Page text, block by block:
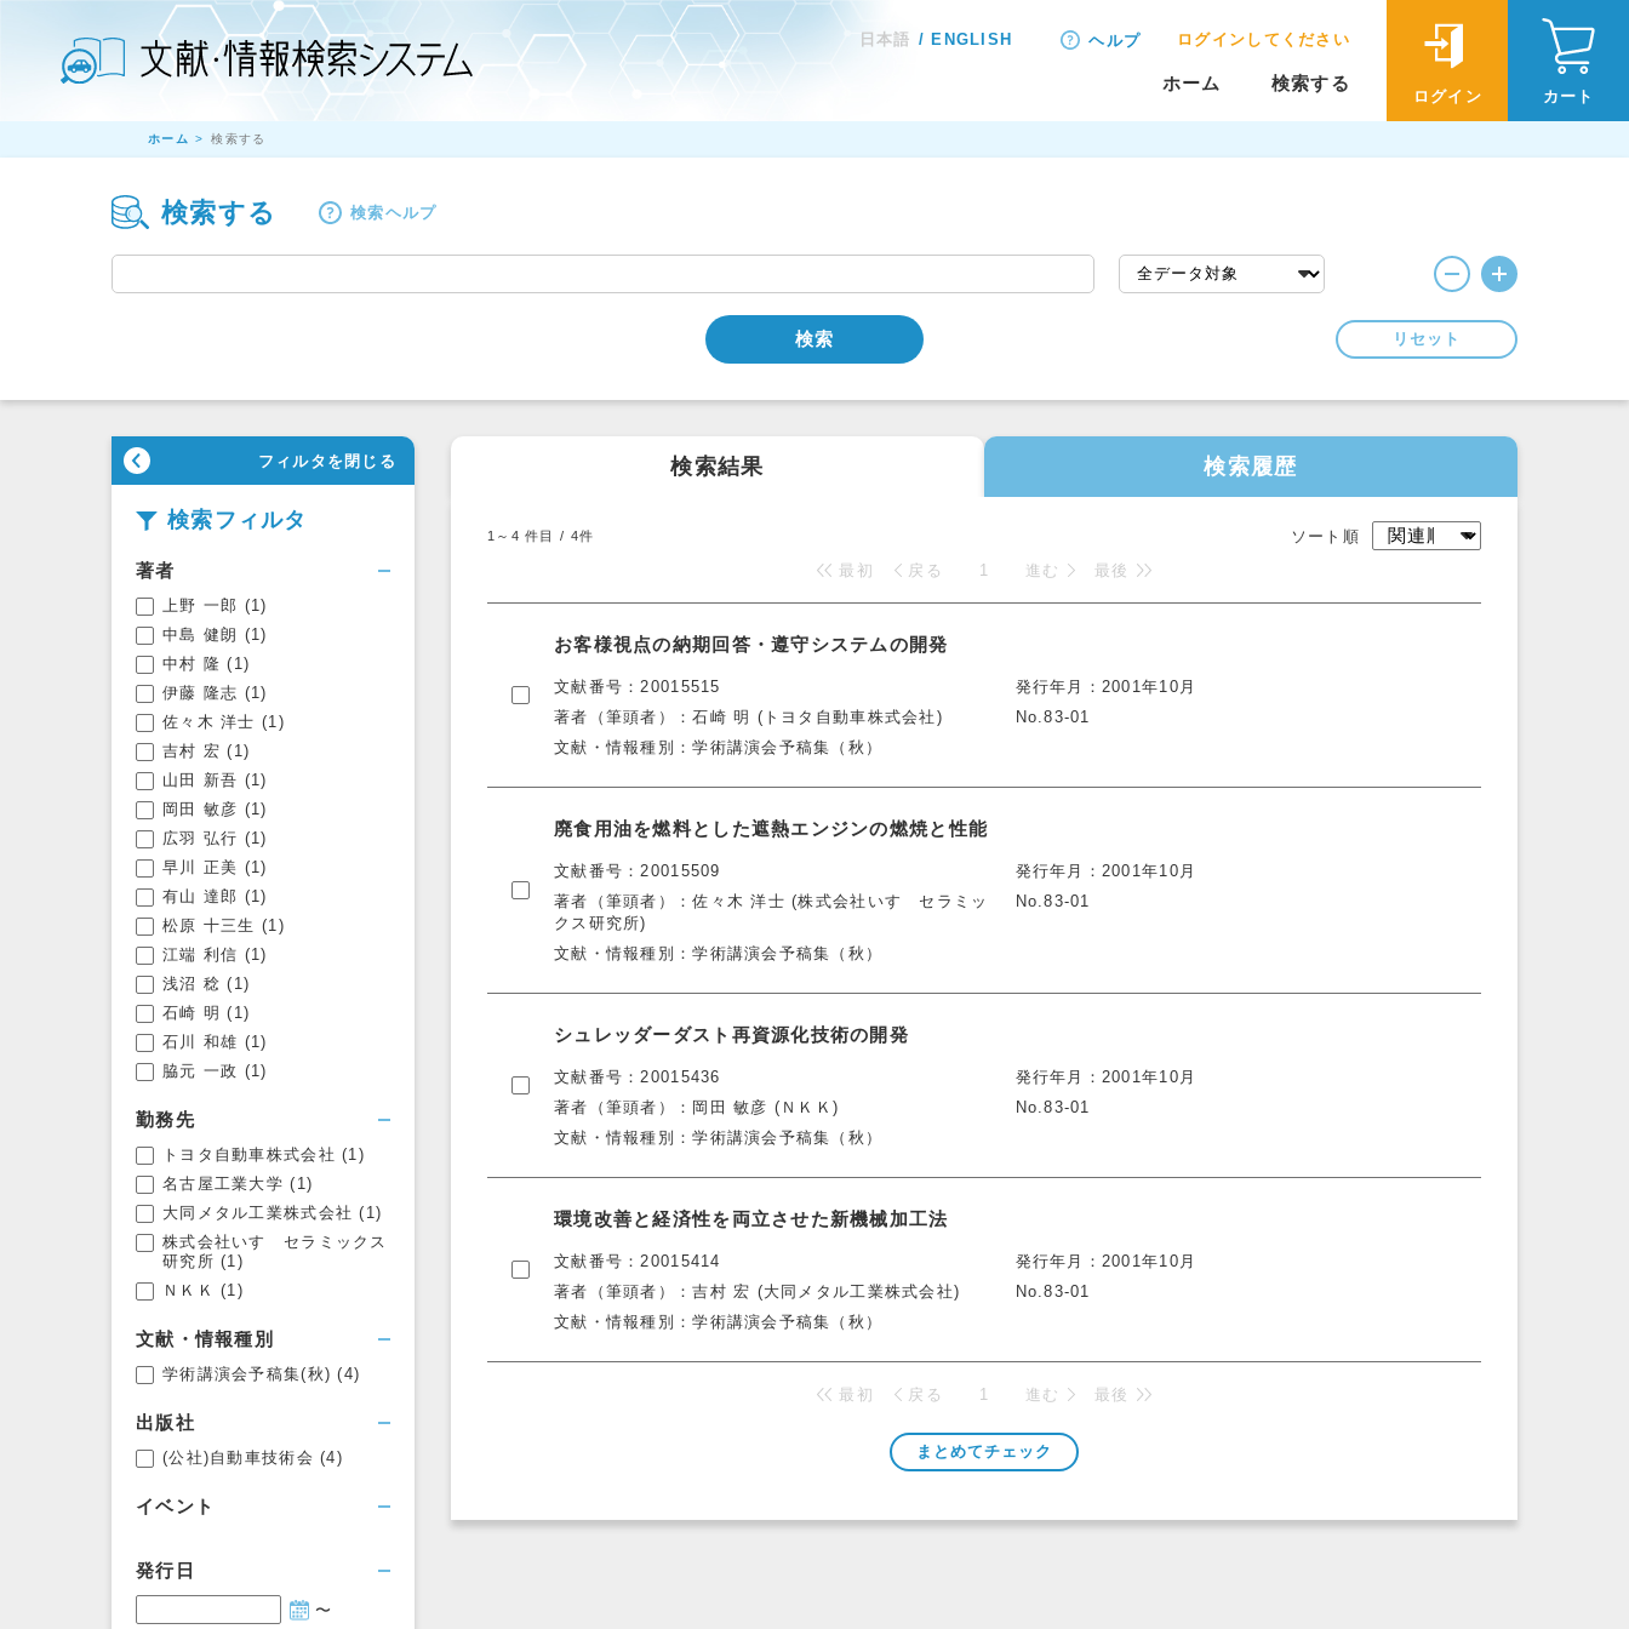
日本語 ENGLISH ヘルプ ログインしてください
ホーム 検索する
ログイン カート
ホーム 検索する
検索する 検索ヘルプ
検索 リセット
フィルタを閉じる
検索フィルタ
著者
上野 一郎 (1)
中島 健朗 (1)
中村 隆 (1)
伊藤 隆志 (1)
佐々木 洋士 (1)
吉村 宏 (1)
山田 新吾 (1)
岡田 敏彦 (1)
広羽 弘行 (1)
早川 正美 (1)
有山 達郎 (1)
松原 十三生 (1)
江端 利信 (1)
浅沼 稔 (1)
石崎 明 (1)
石川 和雄 (1)
脇元 一政 (1)
勤務先
トヨタ自動車株式会社 (1)
名古屋工業大学 (1)
大同メタル工業株式会社 (1)
株式会社いすゞセラミックス
研究所 (1)
ＮＫＫ
(1)
文献・情報種別
学術講演会予稿集(秋) (4)
出版社
(公社)自動車技術会 (4)
イベント
発行日
〜
フィルタを開く
検索結果 検索履歴
1～4件目 / 4件
ソート順
最初
戻る 1 進む 最後
お客様視点の納期回答・遵守システムの開発
文献番号
20015515
著者（筆頭者）
石崎 明 (トヨタ自動車株式会社)
文献・情報種別
学術講演会予稿集（秋）
発行年月
2001年10月
No.83-01
廃食用油を燃料とした遮熱エンジンの燃焼と性能
文献番号
20015509
著者（筆頭者）
佐々木 洋士 (株式会社いすゞセラミッ
クス研究所)
文献・情報種別
学術講演会予稿集（秋）
発行年月
2001年10月
No.83-01
シュレッダーダスト再資源化技術の開発
文献番号
20015436
著者（筆頭者）
岡田 敏彦 (ＮＫＫ)
文献・情報種別
学術講演会予稿集（秋）
発行年月
2001年10月
No.83-01
環境改善と経済性を両立させた新機械加工法
文献番号
20015414
著者（筆頭者）
吉村 宏 (大同メタル工業株式会社)
文献・情報種別
学術講演会予稿集（秋）
発行年月
2001年10月
No.83-01
最初 戻る 1 進む 最後